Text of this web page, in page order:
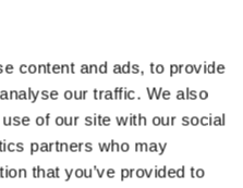
content and ads, to provide
our traffic. We also
of our site with our social
partners who may
that you’ve provided to